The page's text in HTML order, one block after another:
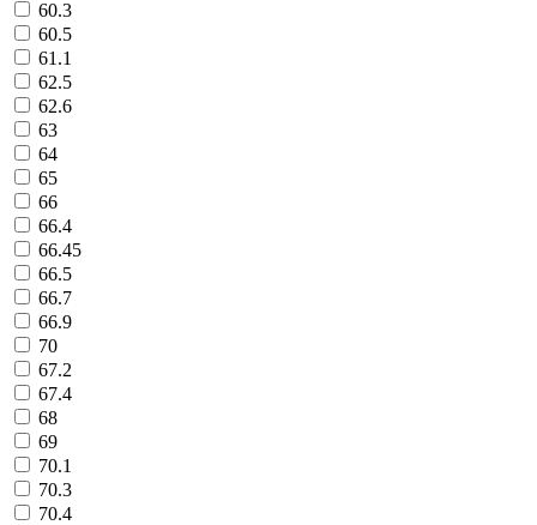
60.3
60.5
61.1
62.5
62.6
63
64
65
66
66.4
66.45
66.5
66.7
66.9
70
67.2
67.4
68
69
70.1
70.3
70.4